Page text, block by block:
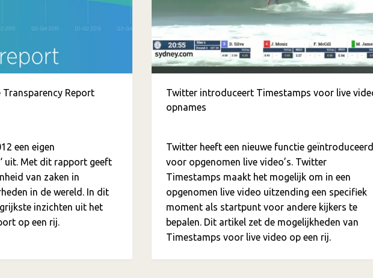
Report
een eigen
uit. Met dit rapport geeft
van zaken in
in de wereld. In dit
inzichten uit het
op een rij.
Twitter introduceert Timestamps voor live
opnames
Twitter heeft een nieuwe functie geïntroduceerd
voor opgenomen live video’s. Twitter
Timestamps maakt het mogelijk om in een
opgenomen live video uitzending een specifiek
moment als startpunt voor andere kijkers te
bepalen. Dit artikel zet de mogelijkheden van
Timestamps voor live video op een rij.